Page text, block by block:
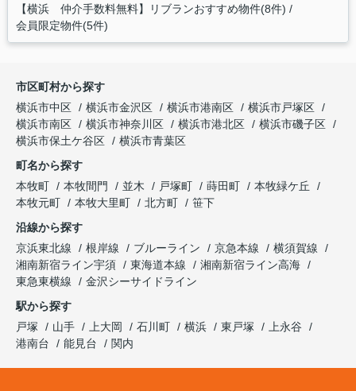
【横浜 仲介手数料無料】リブランおすすめ物件(8件)
会員限定物件(5件)
市区町村から探す
横浜市中区
横浜市金沢区 横浜市港南区
横浜市戸塚区
横浜市南区
横浜市神奈川区 横浜市港北区
横浜市磯子区
横浜市保土ケ谷区
横浜市青葉区
町名から探す
本牧町
本牧間門 並木 戸塚町 蒔田町
本牧緑ケ丘
本牧元町
本牧大里町 北方町
笹下
沿線から探す
京浜東北線
根岸線 ブルーライン 京急本線
横須賀線
湘南新宿ライン宇須
東海道本線
湘南新宿ライン高海
東急東横線
金沢シーサイドライン
駅から探す
戸塚
山手 上大岡 石川町 横浜 東戸塚
上永谷
港南台
能見台 関内